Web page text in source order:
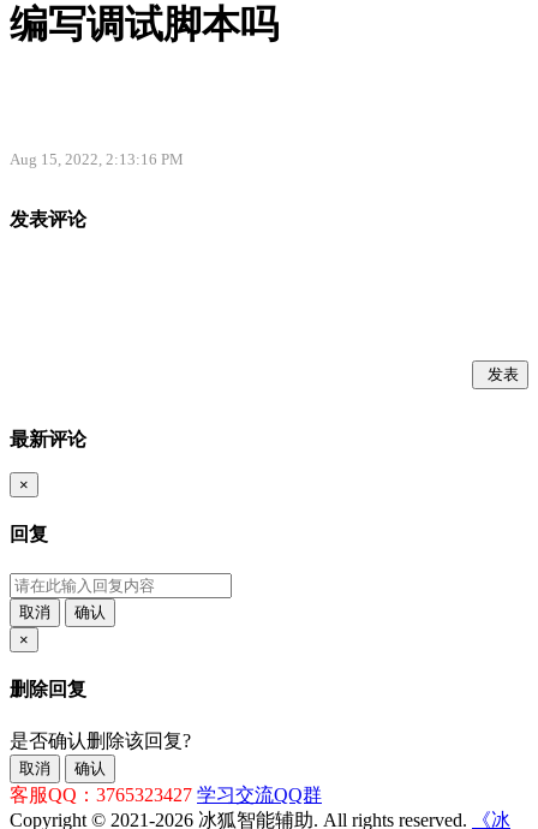
编写调试脚本吗
Aug 15, 2022, 2:13:16 PM
发表评论
发表
最新评论
×
回复
取消
确认
×
删除回复
是否确认删除该回复?
取消 确认
客服QQ：3765323427 学习交流QQ群
Copyright © 2021-2026 冰狐智能辅助. All rights reserved.
《冰